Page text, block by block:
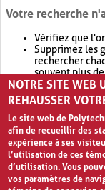
Votre recherche
Vérifiez que
Supprimez les
rechercher
souvent plus
Envisagez
retournera
NOTRE SITE WEB
REHAUSSER
Le site web de
afin de recueillir des
expérience à ses
l’utilisation de ces
d’utilisation. Vous
vos paramètres de